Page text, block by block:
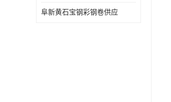
阜新黄石宝钢彩钢卷供应